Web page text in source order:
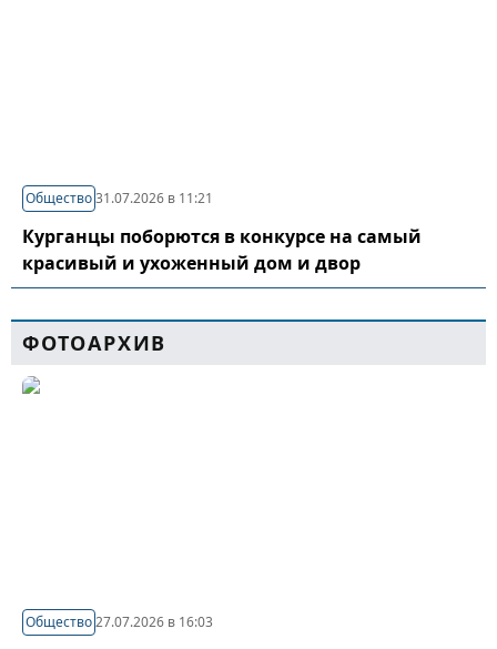
Общество31.07.2026 в 11:21
Курганцы поборются в конкурсе на самый
красивый и ухоженный дом и двор
ФОТОАРХИВ
Общество27.07.2026 в 16:03